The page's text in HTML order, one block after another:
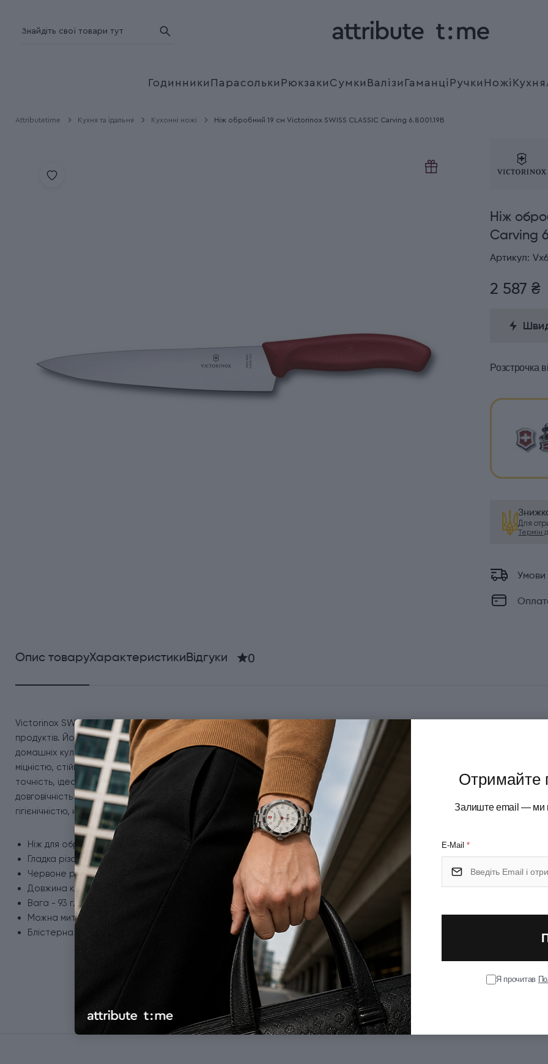
Годинники Парасольки Рюкзаки Сумки Валізи Гаманці Ручки Ножі Кухня
Attributetime Кухня та їдальня Кухонні ножі Ніж обробний 19 см Victorinox SWISS CLASSIC Carving 6.8001.19B
Ніж
Carving
Артикул:
2 587 ₴
Розстрочка
Для
Термін
Умови
Опис товаруХарактеристикиВідгуки 0
Victorinox SWISS CLASSIC Carving 6.8001.19B - універсальний ніж для обробки та нарізки м'яса, птиці, риби та інших
продуктів. Його продумана форма робить процес нарізки легким і комфортним як для професіоналів, так і для
домашніх кулінарів. Гостре лезо завдовжки 19 см, виготовлене із високоякісної неіржавної сталі, яке вирізняється
міцністю, стійкістю до корозії та тривалим збереженням гостроти. Ергономічне, протиковзке руків'я гарантує високу
точність, ідеальний баланс і максимальну ефективність у роботі. Крім того, матеріал руків'я забезпечує інструменту
довговічність і стійкість до зношування. Термостійкий полімер не боїться перепадів температур, відрізняється
гігієнічністю, не вбирає вологу та запахи, а його текстурована поверхня запобігає ковзанню в руці.
Ніж для обробки.
Гладка різальна крайка з неіржавної сталі.
Червоне руків'я із термоеластопласту.
Довжина клинка - 19 см.
Вага - 93 г.
Можна мити в посудомийній машині.
Блістерна упаковка.
Отримайте
Залиште email — ми
E-Mail *
Я прочитав